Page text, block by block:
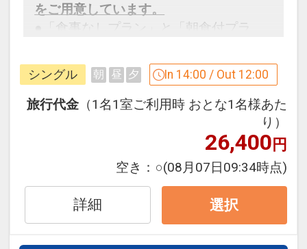
をご用意しています。
●「食事なしプラン」と「朝食付プラ
※ご覧のページがどちらかを【食事条
件】の項目でご確認のうえ、予約にお進
み下さい。
設定期間：2026年4月1日～2026年9月
インターネットコース番号：DP-1-
17511066
シングル 朝 昼 夕 In 14:00 / Out 12:00
旅行代金 （1名1室ご利用時 おとな1名様あた
り）
26,400円
空き： ○(08月07日09:34時点)
詳細 選択